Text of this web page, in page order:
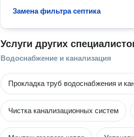
Замена фильтра септика
Услуги других
Водоснабжение и канализация
Прокладка труб водоснабжения и
Чистка канализационных систем